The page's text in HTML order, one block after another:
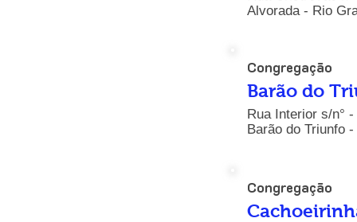
Alvorada - Rio
Congregação
Barão do
Rua Interior s/n°
Barão do Triunfo
Congregação